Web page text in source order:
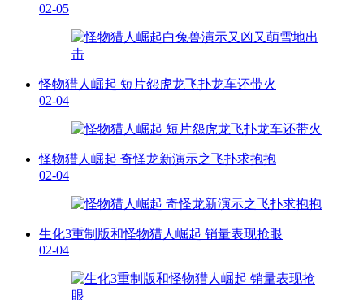
02-05
怪物猎人崛起 短片怨虎龙飞扑龙车还带火
02-04
怪物猎人崛起 奇怪龙新演示之飞扑求抱抱
02-04
生化3重制版和怪物猎人崛起 销量表现抢眼
02-04